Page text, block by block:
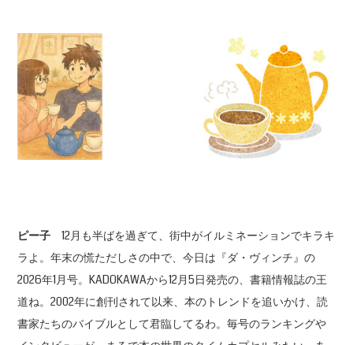
ピー子 12月も半ばを過ぎて、街中がイルミネーションでキラキ
ラよ。年末の慌ただしさの中で、今日は『ダ・ヴィンチ』の
2026年1月号。KADOKAWAから12月5日発売の、書籍情報誌の王
道ね。2002年に創刊されて以来、本のトレンドを追いかけ、読
書家たちのバイブルとして君臨してるわ。毎号のランキングや